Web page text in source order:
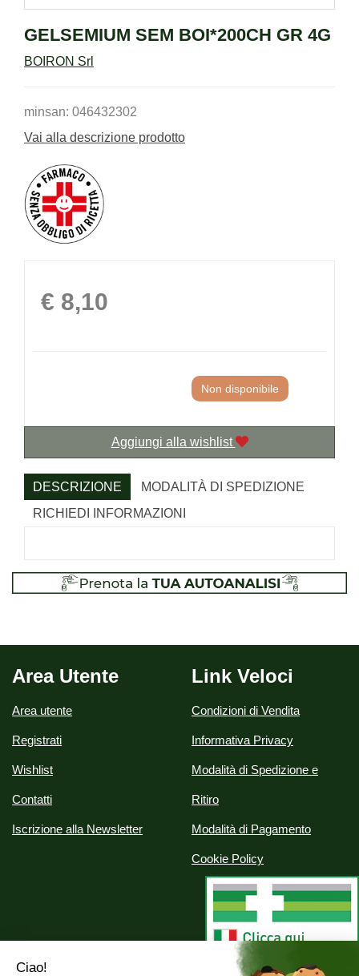
GELSEMIUM SEM BOI*200CH GR 4G
BOIRON Srl
minsan: 046432302
Vai alla descrizione prodotto
Prezzo
€ 8,10
Non disponibile
Aggiungi alla wishlist
DESCRIZIONE
MODALITÀ DI SPEDIZIONE
RICHIEDI INFORMAZIONI
Area Utente
Area utente
Registrati
Wishlist
Contatti
Iscrizione alla Newsletter
Link Veloci
Condizioni di Vendita
Informativa Privacy
Modalità di Spedizione e
Ritiro
Modalità di Pagamento
Cookie Policy